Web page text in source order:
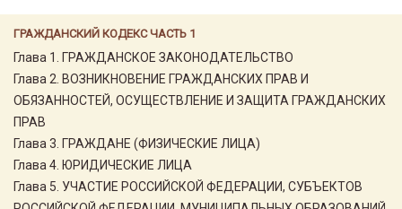
ГРАЖДАНСКИЙ КОДЕКС ЧАСТЬ 1
Глава 1. ГРАЖДАНСКОЕ ЗАКОНОДАТЕЛЬСТВО
Глава 2. ВОЗНИКНОВЕНИЕ ГРАЖДАНСКИХ ПРАВ И
ОБЯЗАННОСТЕЙ, ОСУЩЕСТВЛЕНИЕ И ЗАЩИТА ГРАЖДАНСКИХ
ПРАВ
Глава 3. ГРАЖДАНЕ (ФИЗИЧЕСКИЕ ЛИЦА)
Глава 4. ЮРИДИЧЕСКИЕ ЛИЦА
Глава 5. УЧАСТИЕ РОССИЙСКОЙ ФЕДЕРАЦИИ, СУБЪЕКТОВ